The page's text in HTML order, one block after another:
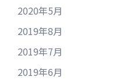
2020年5月
2019年8月
2019年7月
2019年6月